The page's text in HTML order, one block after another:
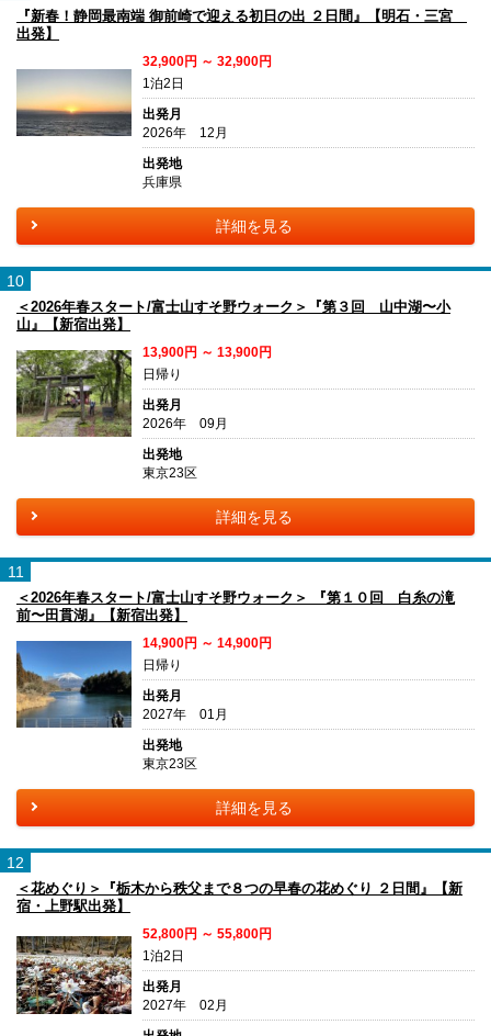
『新春！静岡最南端 御前崎で迎える初日の出 ２日間』【明石・三宮
出発】
32,900円 ～ 32,900円
1泊2日
出発月
2026年 12月
出発地
兵庫県
詳細を見る
10
＜2026年春スタート/富士山すそ野ウォーク＞『第３回 山中湖〜小
山』【新宿出発】
13,900円 ～ 13,900円
日帰り
出発月
2026年 09月
出発地
東京23区
詳細を見る
11
＜2026年春スタート/富士山すそ野ウォーク＞ 『第１０回 白糸の滝
前〜田貫湖』【新宿出発】
14,900円 ～ 14,900円
日帰り
出発月
2027年 01月
出発地
東京23区
詳細を見る
12
＜花めぐり＞『栃木から秩父まで８つの早春の花めぐり ２日間』【新
宿・上野駅出発】
52,800円 ～ 55,800円
1泊2日
出発月
2027年 02月